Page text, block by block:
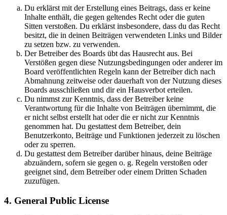
Du erklärst mit der Erstellung eines Beitrags, dass er keine
Inhalte enthält, die gegen geltendes Recht oder die guten
Sitten verstoßen. Du erklärst insbesondere, dass du das Recht
besitzt, die in deinen Beiträgen verwendeten Links und Bilder
zu setzen bzw. zu verwenden.
Der Betreiber des Boards übt das Hausrecht aus. Bei
Verstößen gegen diese Nutzungsbedingungen oder anderer im
Board veröffentlichten Regeln kann der Betreiber dich nach
Abmahnung zeitweise oder dauerhaft von der Nutzung dieses
Boards ausschließen und dir ein Hausverbot erteilen.
Du nimmst zur Kenntnis, dass der Betreiber keine
Verantwortung für die Inhalte von Beiträgen übernimmt, die
er nicht selbst erstellt hat oder die er nicht zur Kenntnis
genommen hat. Du gestattest dem Betreiber, dein
Benutzerkonto, Beiträge und Funktionen jederzeit zu löschen
oder zu sperren.
Du gestattest dem Betreiber darüber hinaus, deine Beiträge
abzuändern, sofern sie gegen o. g. Regeln verstoßen oder
geeignet sind, dem Betreiber oder einem Dritten Schaden
zuzufügen.
4. General Public License